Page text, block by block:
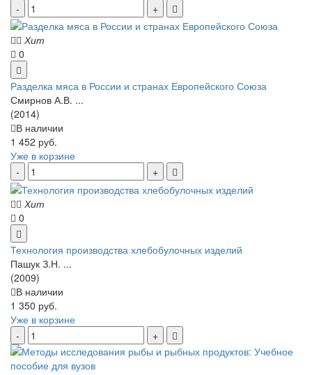
Хит
0
Разделка мяса в России и странах Европейского Союза
Смирнов А.В. ...
(2014)
В наличии
1 452 руб.
Уже в корзине
Хит
0
Технология производства хлебобулочных изделий
Пашук З.Н. ...
(2009)
В наличии
1 350 руб.
Уже в корзине